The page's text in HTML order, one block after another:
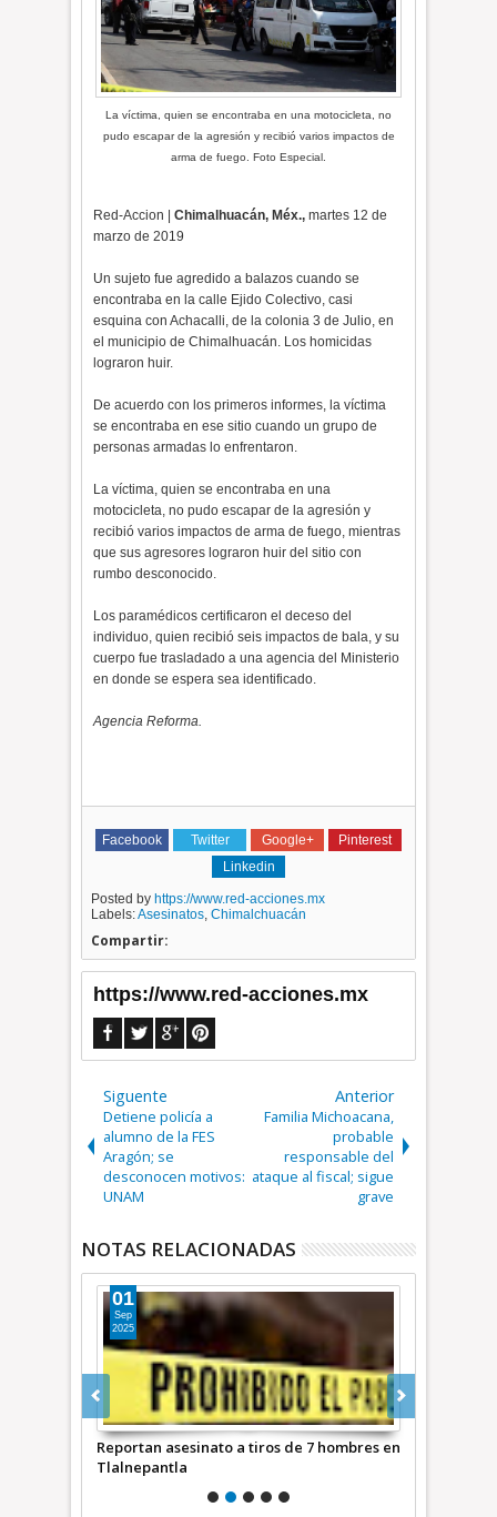
La víctima, quien se encontraba en una motocicleta, no
pudo escapar de la agresión y recibió varios impactos de
arma de fuego. Foto Especial.
Red-Accion |Chimalhuacán, Méx., martes 12 de
marzo de 2019
Un sujeto fue agredido a balazos cuando se
encontraba en la calle Ejido Colectivo, casi
esquina con Achacalli, de la colonia 3 de Julio, en
el municipio de Chimalhuacán. Los homicidas
lograron huir.
De acuerdo con los primeros informes, la víctima
se encontraba en ese sitio cuando un grupo de
personas armadas lo enfrentaron.
La víctima, quien se encontraba en una
motocicleta, no pudo escapar de la agresión y
recibió varios impactos de arma de fuego, mientras
que sus agresores lograron huir del sitio con
rumbo desconocido.
Los paramédicos certificaron el deceso del
individuo, quien recibió seis impactos de bala, y su
cuerpo fue trasladado a una agencia del Ministerio
en donde se espera sea identificado.
Agencia Reforma.
Facebook Twitter Google+
Pinterest
Linkedin
Posted by https://www.red-acciones.mx
Labels:Asesinatos,Chimalchuacán
Compartir:
https://www.red-acciones.mx
Siguente
Detiene policía a
alumno de la FES
Aragón; se
desconocen motivos:
UNAM
Anterior
Familia Michoacana,
probable
responsable del
ataque al fiscal; sigue
grave
NOTAS RELACIONADAS
Reportan asesinato a tiros de 7 hombres en
Tlalnepantla
01
Sep
2025